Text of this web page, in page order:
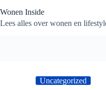
naar
de
Wonen Inside
Lees alles over wonen en
Uncategorized